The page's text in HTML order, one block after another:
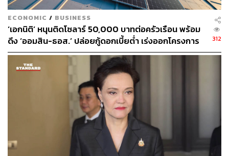
ECONOMIC / BUSINESS
‘เอกนิติ’ หนุนติดโซลาร์ 50,000 บาทต่อครัวเรือน พร้อม
ดึง ‘ออมสิน-ธอส.’ ปล่อยกู้ดอกเบี้ยต่ำ เร่งออกโครงการ
ภายใน 1 เดือน
312